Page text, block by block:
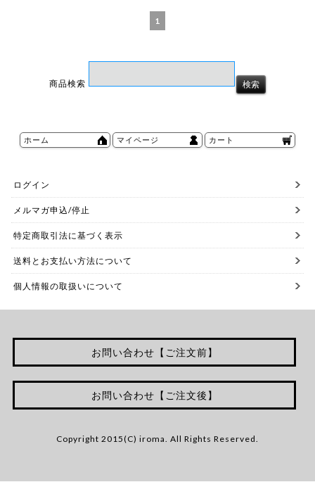
1
商品検索
ホーム マイページ カート
ログイン
メルマガ申込/停止
特定商取引法に基づく表示
送料とお支払い方法について
個人情報の取扱いについて
お問い合わせ【ご注文前】
お問い合わせ【ご注文後】
Copyright 2015(C) iroma. All Rights Reserved.